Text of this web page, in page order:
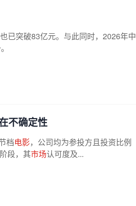
已突破83亿元。与此同时，2026年中
不确定性
档电影，公司均为参投方且投资比例
段，其市场认可度及...